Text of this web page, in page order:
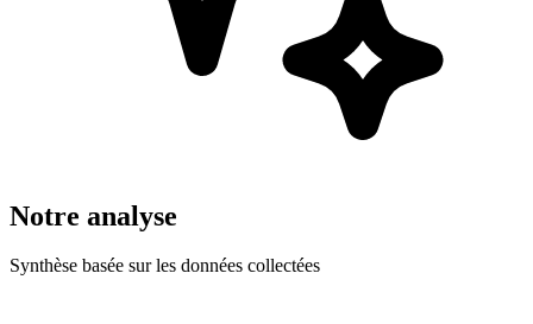
Notre analyse
Synthèse basée sur les données collectées